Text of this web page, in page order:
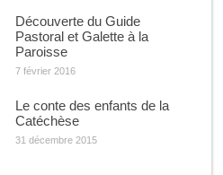
Découverte du Guide
Pastoral et Galette à la
Paroisse
7 février 2016
Le conte des enfants de la
Catéchèse
31 décembre 2015